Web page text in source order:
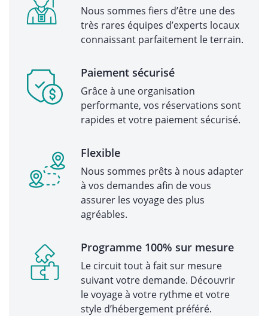
Nous sommes fiers d’être une des
très rares équipes d’experts locaux
connaissant parfaitement le terrain.
Paiement sécurisé
Grâce à une organisation
performante, vos réservations sont
rapides et votre paiement sécurisé.
Flexible
Nous sommes prêts à nous adapter
à vos demandes afin de vous
assurer les voyage des plus
agréables.
Programme 100% sur mesure
Le circuit tout à fait sur mesure
suivant votre demande. Découvrir
le voyage à votre rythme et votre
style d’hébergement préféré.